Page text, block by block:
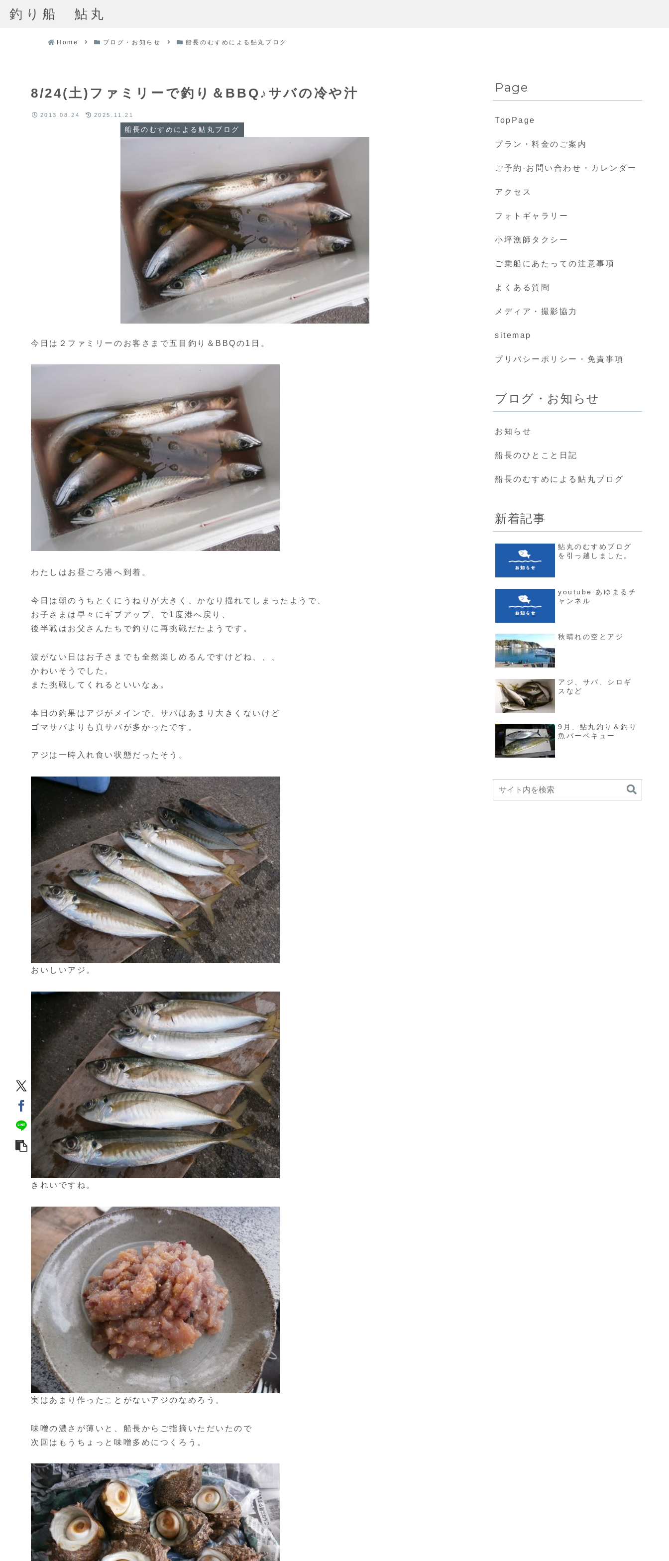
釣り船 鮎丸
Home ブログ・お知らせ 船長のむすめによる鮎丸ブログ
8/24(土)ファミリーで釣り＆BBQ♪サバの冷や汁
船長のむすめによる鮎丸ブログ
2013.08.24 2025.11.21
今日は２ファミリーのお客さまで五目釣り＆BBQの1日。
わたしはお昼ごろ港へ到着。
今日は朝のうちとくにうねりが大きく、かなり揺れてしまったようで、
お子さまは早々にギブアップ、で1度港へ戻り、
後半戦はお父さんたちで釣りに再挑戦だたようです。
波がない日はお子さまでも全然楽しめるんですけどね、、、
かわいそうでした。
また挑戦してくれるといいなぁ。
本日の釣果はアジがメインで、サバはあまり大きくないけど
ゴマサバよりも真サバが多かったです。
アジは一時入れ食い状態だったそう。
おいしいアジ。
きれいですね。
実はあまり作ったことがないアジのなめろう。
味噌の濃さが薄いと、船長からご指摘いただいたので
次回はもうちょっと味噌多めにつくろう。
Page
TopPage
プラン・料金のご案内
ご予約·お問い合わせ・カレンダー
アクセス
フォトギャラリー
小坪漁師タクシー
ご乗船にあたっての注意事項
よくある質問
メディア・撮影協力
sitemap
プリバシーポリシー・免責事項
ブログ・お知らせ
お知らせ
船長のひとこと日記
船長のむすめによる鮎丸ブログ
新着記事
鮎丸のむすめブログ
を引っ越しました。
youtube あゆまるチ
ャンネル
秋晴れの空とアジ
アジ、サバ、シロギ
スなど
9月、鮎丸釣り＆釣り
魚バーベキュー